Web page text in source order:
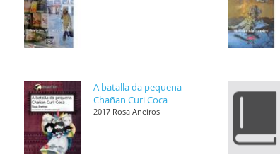
A batalla da pequena
Chañan Curi Coca
2017 Rosa Aneiros